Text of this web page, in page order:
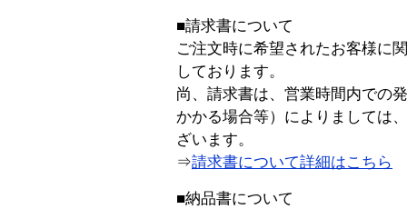
■請求書について
ご注文時に希望されたお客様に
しております。
尚、請求書は、営業時間内での
かかる場合等）によりましては
ざいます。
⇒請求書について詳細はこちら
■納品書について